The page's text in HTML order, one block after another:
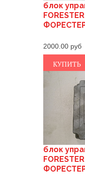
блок
2000.00
КУПИТЬ
блок